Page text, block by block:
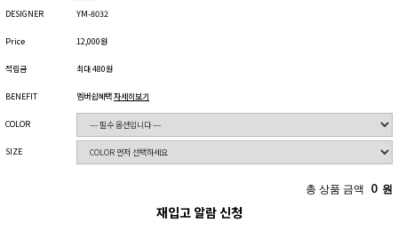
DESIGNER YM-8032
Price 12,000원
적립금 최대 480원
BENEFIT 멤버쉽혜택자세히보기
COLOR
SIZE
총 상품 금액 0 원
재입고 알람 신청